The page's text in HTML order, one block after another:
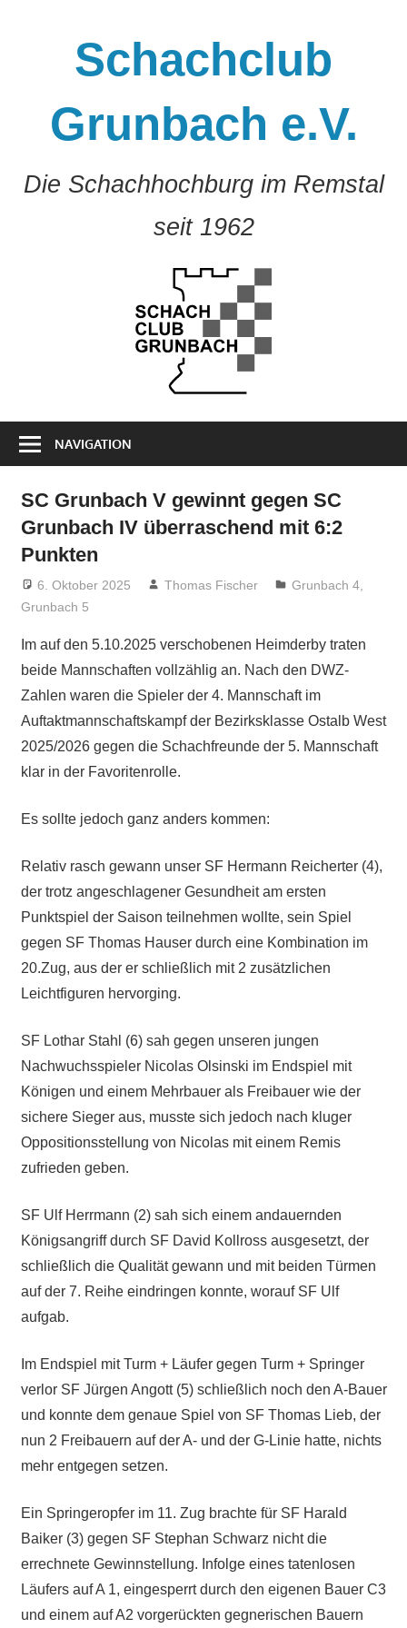
Schachclub
Grunbach e.V.
Die Schachhochburg im Remstal
seit 1962
NAVIGATION
SC Grunbach V gewinnt gegen SC
Grunbach IV überraschend mit 6:2
Punkten
6. Oktober 2025 Thomas Fischer Grunbach 4
Grunbach 5
Im auf den 5.10.2025 verschobenen Heimderby traten
beide Mannschaften vollzählig an. Nach den DWZ-
Zahlen waren die Spieler der 4. Mannschaft im
Auftaktmannschaftskampf der Bezirksklasse Ostalb West
2025/2026 gegen die Schachfreunde der 5. Mannschaft
klar in der Favoritenrolle.
Es sollte jedoch ganz anders kommen:
Relativ rasch gewann unser SF Hermann Reicherter (4),
der trotz angeschlagener Gesundheit am ersten
Punktspiel der Saison teilnehmen wollte, sein Spiel
gegen SF Thomas Hauser durch eine Kombination im
20.Zug, aus der er schließlich mit 2 zusätzlichen
Leichtfiguren hervorging.
SF Lothar Stahl (6) sah gegen unseren jungen
Nachwuchsspieler Nicolas Olsinski im Endspiel mit
Königen und einem Mehrbauer als Freibauer wie der
sichere Sieger aus, musste sich jedoch nach kluger
Oppositionsstellung von Nicolas mit einem Remis
zufrieden geben.
SF Ulf Herrmann (2) sah sich einem andauernden
Königsangriff durch SF David Kollross ausgesetzt, der
schließlich die Qualität gewann und mit beiden Türmen
auf der 7. Reihe eindringen konnte, worauf SF Ulf
aufgab.
Im Endspiel mit Turm + Läufer gegen Turm + Springer
verlor SF Jürgen Angott (5) schließlich noch den A-Bauer
und konnte dem genaue Spiel von SF Thomas Lieb, der
nun 2 Freibauern auf der A- und der G-Linie hatte, nichts
mehr entgegen setzen.
Ein Springeropfer im 11. Zug brachte für SF Harald
Baiker (3) gegen SF Stephan Schwarz nicht die
errechnete Gewinnstellung. Infolge eines tatenlosen
Läufers auf A 1, eingesperrt durch den eigenen Bauer C3
und einem auf A2 vorgerückten gegnerischen Bauern